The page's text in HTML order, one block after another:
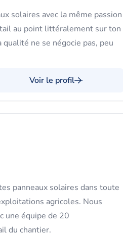
solaires avec la même passion
au point littéralement sur ton
ne se négocie pas, peu
Voir le profil
panneaux solaires dans toute
agricoles. Nous
une équipe de 20
du chantier.